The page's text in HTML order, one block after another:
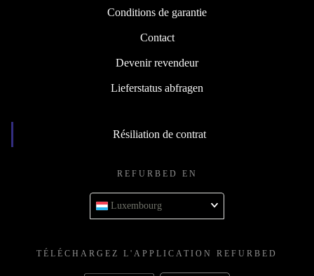
Conditions de garantie
Contact
Devenir revendeur
Lieferstatus abfragen
Résiliation de contrat
REFURBED EN
Luxembourg
TÉLÉCHARGEZ L'APPLICATION REFURBED